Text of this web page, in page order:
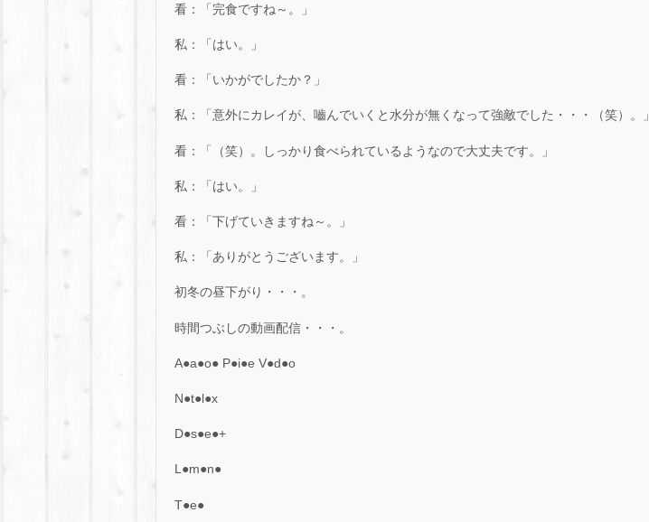
看：「完食ですね～。」
私：「はい。」
看：「いかがでしたか？」
私：「意外にカレイが、嚙んでいくと水分が無くなって強敵でした・・・（笑）。」
看：「（笑）。しっかり食べられているようなので大丈夫です。」
私：「はい。」
看：「下げていきますね～。」
私：「ありがとうございます。」
初冬の昼下がり・・・。
時間つぶしの動画配信・・・。
A●a●o● P●i●e V●d●o
N●t●l●x
D●s●e●+
L●m●n●
T●e●